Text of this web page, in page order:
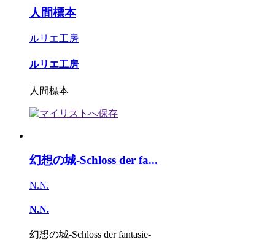
人間標本
ルリエ工房
ルリエ工房
人間標本
幻想の城-Schloss der fa...
N.N.
N.N.
幻想の城-Schloss der fantasie-